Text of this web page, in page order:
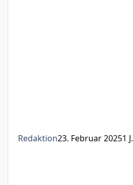
Redaktion23. Februar 20251 J.